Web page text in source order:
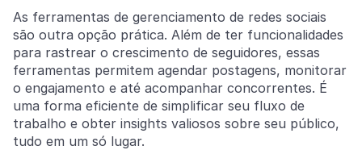
As ferramentas de gerenciamento de redes sociais
são outra opção prática. Além de ter funcionalidades
para rastrear o crescimento de seguidores, essas
ferramentas permitem agendar postagens, monitorar
o engajamento e até acompanhar concorrentes. É
uma forma eficiente de simplificar seu fluxo de
trabalho e obter insights valiosos sobre seu público,
tudo em um só lugar.